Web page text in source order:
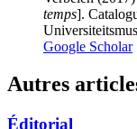
temps].
Google Scholar
Autres
Éditorial